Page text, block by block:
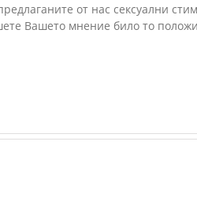
от нас сексуални
Вашето мнение било то